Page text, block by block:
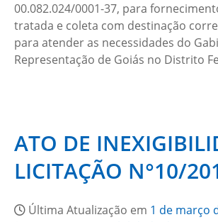
00.082.024/0001-37, para
tratada e coleta com destinação
para atender as necessidades do
Representação de Goiás no Distrito
ATO DE
LICITAÇÃO N°10/
Última Atualização em 1 de março